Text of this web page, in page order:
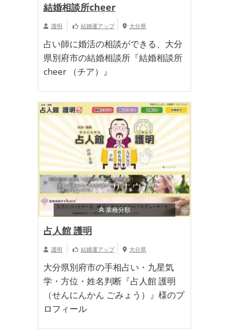
結婚相談所cheer
護明 結婚運アップ 大分県
占い師に婚活の相談ができる、大分
県別府市の結婚相談所『結婚相談所
cheer （チア）』
業種分類
占人館 護明
護明 結婚運アップ 大分県
大分県別府市の手相占い・九星気
学・方位・姓名判断『占人館 護明
（せんにんかん ごみょう）』様のプ
ロフィール